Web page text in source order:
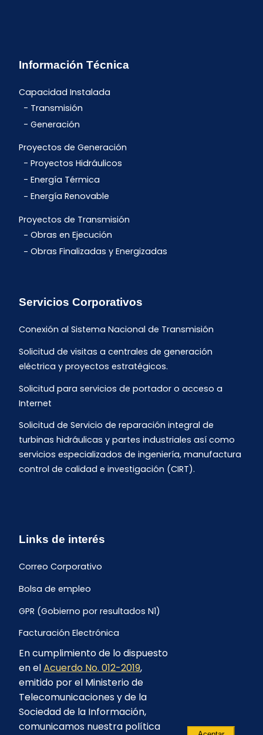
Información Técnica
Capacidad Instalada
Transmisión
Generación
Proyectos de Generación
Proyectos Hidráulicos
Energía Térmica
Energía Renovable
Proyectos de Transmisión
Obras en Ejecución
Obras Finalizadas y Energizadas
Servicios Corporativos
Conexión al Sistema Nacional de Transmisión
Solicitud de visitas a centrales de generación
eléctrica y proyectos estratégicos.
Solicitud para servicios de portador o acceso a
Internet
Solicitud de Servicio de reparación integral de
turbinas hidráulicas y partes industriales así como
servicios especializados de ingeniería, manufactura
control de calidad e investigación (CIRT).
Links de interés
Correo Corporativo
Bolsa de empleo
GPR (Gobierno por resultados N1)
Facturación Electrónica
Archivo Histórico de Facturación
Portal Ambiental y Social
Proyecto Geotérmico Chachimbiro
Contratación consultoría mediante “Lista Corta”
En cumplimiento de lo dispuesto
en elAcuerdo No. 012-2019,
emitido por el Ministerio de
Telecomunicaciones y de la
Sociedad de la Información,
comunicamos nuestra política